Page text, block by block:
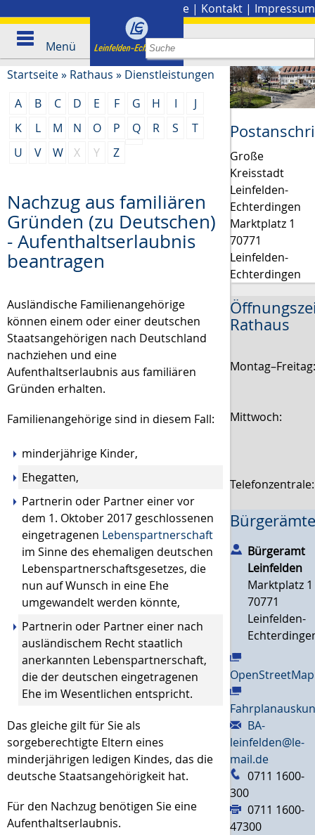
Presse | Kontakt | Impressum
Menü
Startseite» Rathaus » Dienstleistungen
A
B C D E F G H I
J
K
L M N O P Q R S
T
U
V W X Y Z
Nachzug aus familiären
Gründen (zu Deutschen)
- Aufenthaltserlaubnis
beantragen
Ausländische Familienangehörige
können einem oder einer deutschen
Staatsangehörigen nach Deutschland
nachziehen und eine
Aufenthaltserlaubnis aus familiären
Gründen erhalten.
Familienangehörige sind in diesem Fall:
minderjährige Kinder,
Ehegatten,
Partnerin oder Partner einer vor
dem 1. Oktober 2017 geschlossenen
eingetragenen Lebenspartnerschaft
im Sinne des ehemaligen deutschen
Lebenspartnerschaftsgesetzes, die
nun auf Wunsch in eine Ehe
umgewandelt werden könnte,
Partnerin oder Partner einer nach
ausländischem Recht staatlich
anerkannten Lebenspartnerschaft,
die der deutschen eingetragenen
Ehe im Wesentlichen entspricht.
Das gleiche gilt für Sie als
sorgeberechtigte Eltern eines
minderjährigen ledigen Kindes, das die
deutsche Staatsangehörigkeit hat.
Für den Nachzug benötigen Sie eine
Aufenthaltserlaubnis.
Große
Kreisstadt
Leinfelden-
Echterdingen
Marktplatz 1
70771
Leinfelden-
Echterdingen
Rathaus
Mittwoch:
Bürgeramt
Leinfelden
Marktplatz 1
70771
Leinfelden-
OpenStreetMap
BA-
leinfelden@le-
mail.de
0711 1600-
300
0711 1600-
47300